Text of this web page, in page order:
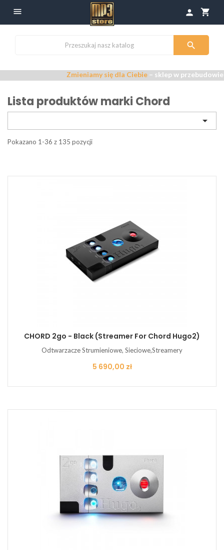
 shopping_cart
person

Zmieniamy się dla Ciebie– sklep w przebudowie –
Lista produktów marki Chord

Pokazano 1-36 z 135 pozycji
CHORD 2go - Black (streamer For Chord Hugo2)
Odtwarzacze Strumieniowe, Sieciowe,Streamery
Cena
5 690,00 zł